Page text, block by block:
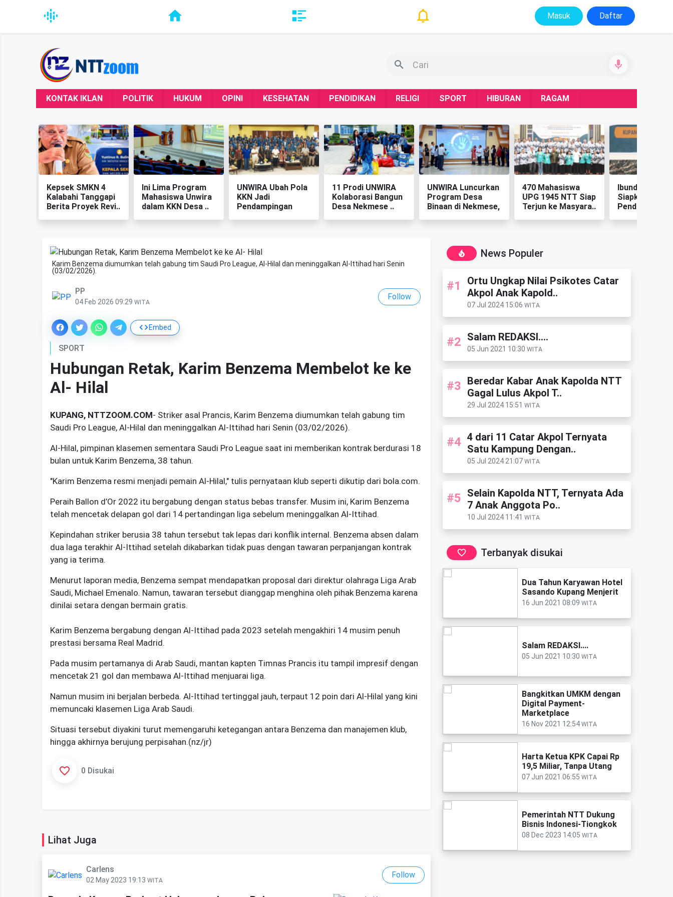
Masuk Daftar
KONTAK IKLAN POLITIK HUKUM OPINI KESEHATAN PENDIDIKAN RELIGI SPORT HIBURAN RAGAM
Kepsek SMKN 4
Kalabahi Tanggapi
Berita Proyek Revi..
‎Ini Lima Program
Mahasiswa Unwira
dalam KKN Desa ..
‎UNWIRA Ubah Pola
KKN Jadi
Pendampingan
‎11 Prodi UNWIRA
Kolaborasi Bangun
Desa Nekmese ‎..
‎UNWIRA Luncurkan
Program Desa
Binaan di Nekmese,
‎470 Mahasiswa
UPG 1945 NTT Siap
Terjun ke Masyara..
‎Ibunda Guru
Siapkan Pokja
Pendidikan
Karim Benzema diumumkan telah gabung tim Saudi Pro League, Al-Hilal dan meninggalkan Al-Ittihad hari Senin
(03/02/2026).
PP
04 Feb 2026 09:29 WITA
Follow
Embed
SPORT
Hubungan Retak, Karim Benzema Membelot ke ke
Al- Hilal
KUPANG, NTTZOOM.COM- Striker asal Prancis, Karim Benzema diumumkan telah gabung tim
Saudi Pro League, Al-Hilal dan meninggalkan Al-Ittihad hari Senin (03/02/2026).
Al-Hilal, pimpinan klasemen sementara Saudi Pro League saat ini memberikan kontrak berdurasi 18
bulan untuk Karim Benzema, 38 tahun.
"Karim Benzema resmi menjadi pemain Al-Hilal," tulis pernyataan klub seperti dikutip dari bola.com.
Peraih Ballon d’Or 2022 itu bergabung dengan status bebas transfer. Musim ini, Karim Benzema
telah mencetak delapan gol dari 14 pertandingan liga sebelum meninggalkan Al-Ittihad.
Kepindahan striker berusia 38 tahun tersebut tak lepas dari konflik internal. Benzema absen dalam
dua laga terakhir Al-Ittihad setelah dikabarkan tidak puas dengan tawaran perpanjangan kontrak
yang ia terima.
Menurut laporan media, Benzema sempat mendapatkan proposal dari direktur olahraga Liga Arab
Saudi, Michael Emenalo. Namun, tawaran tersebut dianggap menghina oleh pihak Benzema karena
dinilai setara dengan bermain gratis.
Karim Benzema bergabung dengan Al-Ittihad pada 2023 setelah mengakhiri 14 musim penuh
prestasi bersama Real Madrid.
Pada musim pertamanya di Arab Saudi, mantan kapten Timnas Prancis itu tampil impresif dengan
mencetak 21 gol dan membawa Al-Ittihad menjuarai liga.
Namun musim ini berjalan berbeda. Al-Ittihad tertinggal jauh, terpaut 12 poin dari Al-Hilal yang kini
memuncaki klasemen Liga Arab Saudi.
Situasi tersebut diyakini turut memengaruhi ketegangan antara Benzema dan manajemen klub,
hingga akhirnya berujung perpisahan.(nz/jr)
0 Disukai
Lihat Juga
Carlens
02 May 2023 19:13 WITA
Follow
News Populer
#1
Ortu Ungkap Nilai Psikotes Catar
Akpol Anak Kapold..
07 Jul 2024 15:06 WITA
#2 Salam REDAKSI....
05 Jun 2021 10:30 WITA
#3 Beredar Kabar Anak Kapolda NTT
Gagal Lulus Akpol T..
29 Jul 2024 15:51 WITA
#4 4 dari 11 Catar Akpol Ternyata
Satu Kampung Dengan..
05 Jul 2024 21:07 WITA
#5 Selain Kapolda NTT, Ternyata Ada
7 Anak Anggota Po..
10 Jul 2024 11:41 WITA
Terbanyak disukai
Dua Tahun Karyawan Hotel
Sasando Kupang Menjerit
16 Jun 2021 08:09 WITA
Salam REDAKSI....
05 Jun 2021 10:30 WITA
Bangkitkan UMKM dengan
Digital Payment-
Marketplace
16 Nov 2021 12:54 WITA
Harta Ketua KPK Capai Rp
19,5 Miliar, Tanpa Utang
07 Jun 2021 06:55 WITA
Pemerintah NTT Dukung
Bisnis Indonesi-Tiongkok
08 Dec 2023 14:05 WITA